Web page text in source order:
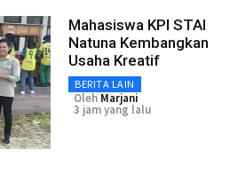
Mahasiswa KPI STAI
Natuna Kembangkan
Usaha Kreatif
BERITA LAIN
Oleh Marjani
3 jam yang lalu